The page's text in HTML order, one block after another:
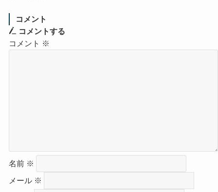
コメント
コメントする
コメント ※
名前 ※
メール ※